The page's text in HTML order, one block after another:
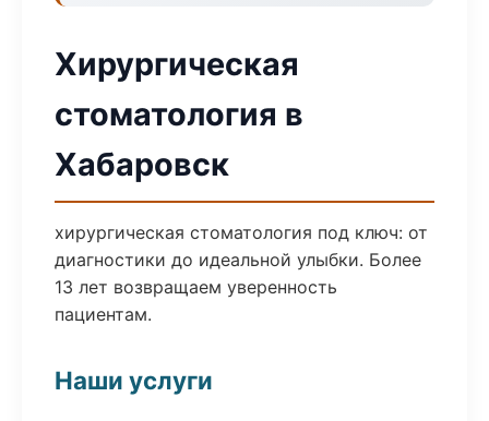
Хирургическая
стоматология в
Хабаровск
хирургическая стоматология под ключ: от
диагностики до идеальной улыбки. Более
13 лет возвращаем уверенность
пациентам.
Наши услуги